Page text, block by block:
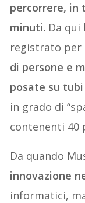
percorrere, in
minuti. Da
registrato per
di persone e
posate su tubi
in grado di
contenenti 40
Da quando
innovazione
informatici,